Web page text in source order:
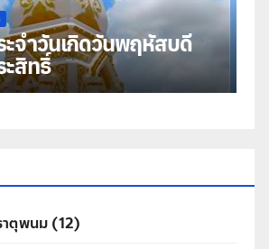
จำวันเกิดวันพฤหัสบดี
สิทธิ์
ตุพนม (12)